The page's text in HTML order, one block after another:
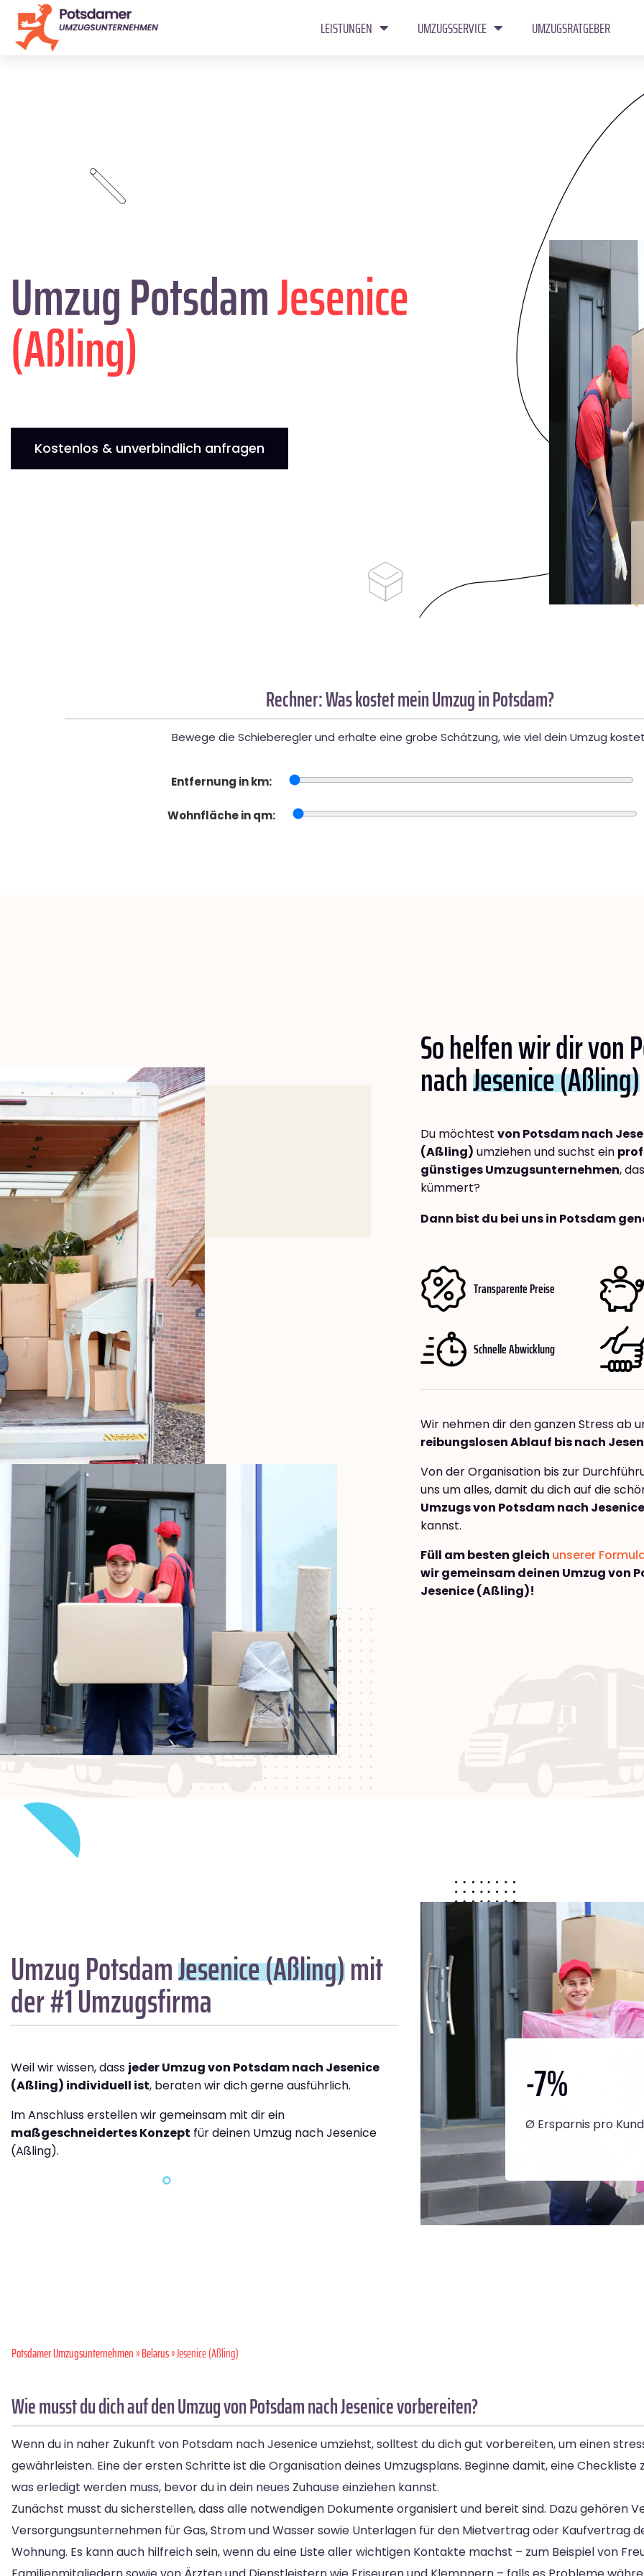
LEISTUNGEN UMZUGSSERVICE UMZUGSRATGEBER
Umzug PotsdamJesenice
(Aßling)
Kostenlos & unverbindlich anfragen
Rechner: Was kostet mein Umzug in Potsdam?
Bewege die Schieberegler und erhalte eine grobe Schätzung, wie viel dein Umzug
Entfernung in km:
Wohnfläche in qm:
So helfen wir dir von
nachJesenice (Aßling)
Du möchtest von Potsdam nach
(Aßling) umziehen und suchst ein
günstiges Umzugsunternehmen,
kümmert?
Dann bist du bei uns in Potsdam
Transparente Preise
Schnelle Abwicklung
Wir nehmen dir den ganzen Stress ab
reibungslosen Ablauf bis nach
Von der Organisation bis zur
uns um alles, damit du dich auf die
Umzugs von Potsdam nach
kannst.
Füll am besten gleich unserer
wir gemeinsam deinen Umzug von
Jesenice (Aßling)!
Umzug PotsdamJesenice (Aßling)mit
der #1 Umzugsfirma
Weil wir wissen, dass jeder Umzug von Potsdam nach Jesenice
(Aßling) individuell ist, beraten wir dich gerne ausführlich.
Im Anschluss erstellen wir gemeinsam mit dir ein
maßgeschneidertes Konzept für deinen Umzug nach Jesenice
(Aßling).
-7%
Ø Ersparnis pro
Potsdamer Umzugsunternehmen»Belarus» Jesenice (Aßling)
Wie musst du dich auf den Umzug von Potsdam nach Jesenice vorbereiten?
Wenn du in naher Zukunft von Potsdam nach Jesenice umziehst, solltest du dich gut vorbereiten, um einen
gewährleisten. Eine der ersten Schritte ist die Organisation deines Umzugsplans. Beginne damit, eine Checkliste
was erledigt werden muss, bevor du in dein neues Zuhause einziehen kannst.
Zunächst musst du sicherstellen, dass alle notwendigen Dokumente organisiert und bereit sind. Dazu gehören
Versorgungsunternehmen für Gas, Strom und Wasser sowie Unterlagen für den Mietvertrag oder Kaufvertrag
Wohnung. Es kann auch hilfreich sein, wenn du eine Liste aller wichtigen Kontakte machst – zum Beispiel von